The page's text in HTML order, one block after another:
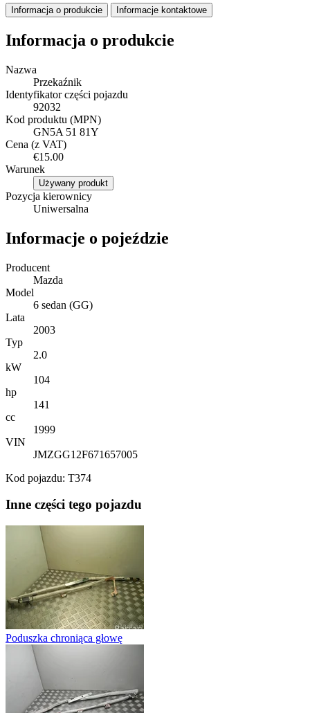
Informacja o produkcie Informacje kontaktowe
Informacja o produkcie
Nazwa
Przekaźnik
Identyfikator części pojazdu
92032
Kod produktu (MPN)
GN5A 51 81Y
Cena (z VAT)
€15.00
Warunek
Używany produkt
Pozycja kierownicy
Uniwersalna
Informacje o pojeździe
Producent
Mazda
Model
6 sedan (GG)
Lata
2003
Typ
2.0
kW
104
hp
141
cc
1999
VIN
JMZGG12F671657005
Kod pojazdu: T374
Inne części tego pojazdu
Poduszka chroniąca głowę